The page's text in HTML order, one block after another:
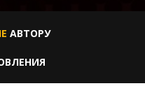
АВТОРУ